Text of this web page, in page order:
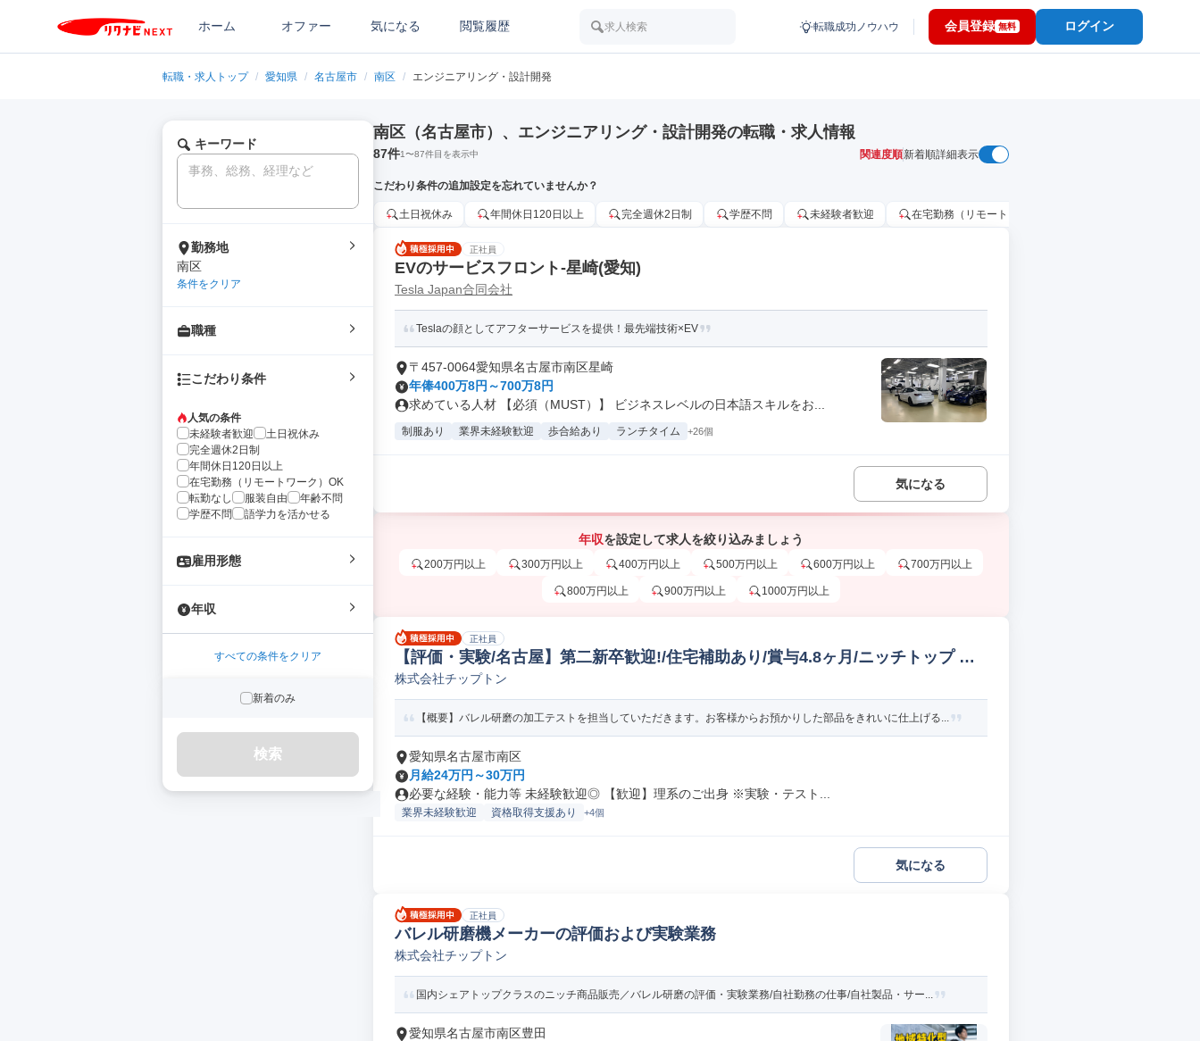
ホーム オファー 気になる 閲覧履歴 求人検索 転職成功ノウハウ 会員登録 無料 ログイン
転職・求人トップ / 愛知県 / 名古屋市 / 南区 / エンジニアリング・設計開発
キーワード
勤務地
南区
条件をクリア
職種
こだわり条件
人気の条件
未経験者歓迎
土日祝休み
完全週休2日制
年間休日120日以上
在宅勤務（リモートワーク）OK
転勤なし
服装自由
年齢不問
学歴不問
語学力を活かせる
雇用形態
年収
すべての条件をクリア
新着のみ
検索
南区（名古屋市）、エンジニアリング・設計開発の転職・求人情報
87件1〜87件目を表示中 関連度順新着順詳細表示
こだわり条件の追加設定を忘れていませんか？
土日祝休み 年間休日120日以上 完全週休2日制 学歴不問 未経験者歓迎 在宅勤務（リモートワーク）OK
正社員
EVのサービスフロント-星崎(愛知)
Tesla Japan合同会社
Teslaの顔としてアフターサービスを提供！最先端技術×EV
〒457-0064愛知県名古屋市南区星崎
年俸400万8円～700万8円
求めている人材 【必須（MUST）】 ビジネスレベルの日本語スキルをお...
制服あり 業界未経験歓迎 歩合給あり ランチタイム +26個
気になる
年収を設定して求人を絞り込みましょう
200万円以上 300万円以上 400万円以上 500万円以上 600万円以上 700万円以上
800万円以上 900万円以上 1000万円以上
正社員
【評価・実験/名古屋】第二新卒歓迎!/住宅補助あり/賞与4.8ヶ月/ニッチトップ 評
価/実験/テスト(機械/電気/電子製品専門職)
株式会社チップトン
【概要】バレル研磨の加工テストを担当していただきます。お客様からお預かりした部品をきれいに仕上げる...
愛知県名古屋市南区
月給24万円～30万円
必要な経験・能力等 未経験歓迎◎ 【歓迎】理系のご出身 ※実験・テスト...
業界未経験歓迎 資格取得支援あり +4個
気になる
正社員
バレル研磨機メーカーの評価および実験業務
株式会社チップトン
国内シェアトップクラスのニッチ商品販売／バレル研磨の評価・実験業務/自社勤務の仕事/自社製品・サー...
愛知県名古屋市南区豊田